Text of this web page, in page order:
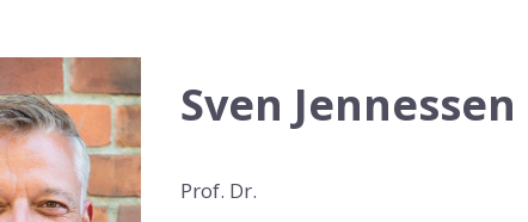
Sven Jennessen
Prof. Dr.